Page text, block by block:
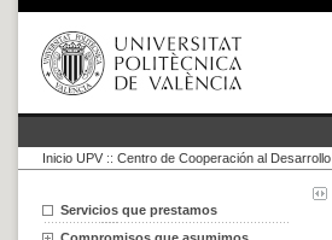
Inicio UPV :: Centro de Cooperación al Desarrollo
Servicios que prestamos